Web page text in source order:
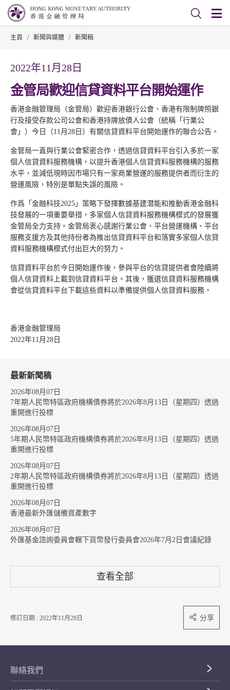
主頁 / 新聞與媒體 / 新聞稿
2022年11月28日
金管局歡迎信貸資料平台開始運作
香港金融管理局（金管局）歡迎香港銀行公會、香港有限制牌照銀
行及接受存款公司公會和香港持牌放債人公會（統稱「行業公
會」）今日（11月28日）有關信貸資料平台開始運作的聯合公告。
金管局一直與行業公會緊密合作，透過信貸資料平台引入多於一家
個人信貸資料服務機構，以提升香港個人信貸資料服務機構的服務
水平，並減低現時因市場只有一家商業營運的服務提供者而衍生的
營運風險，特別是單點失誤的風險。
作爲「金融科技2025」策略下發揮數據基建潛能和推動香港金融科
技發展的一項重要舉措，多家個人信貸資料服務機構模式的發展獲
金管局全力支持。金管局衷心感謝行業公會、平台營運機構、平台
服務支援方及其他持份者為推出信貸資料平台和落實多家個人信貸
資料服務機構模式付出巨大的努力。
信貸資料平台於今日開始運作後，參與平台的信貸提供者會陸續將
個人信貸資料上載到信貸資料平台。其後，獲選信貸資料服務機構
會從信貸資料平台下載這些資料以準備提供個人信貸資料服務。
香港金融管理局
2022年11月28日
最新新聞稿
2026年08月07日
7年期人民幣特區政府機構債券將於2026年8月13日（星期四）透過
重開進行投標
2026年08月07日
5年期人民幣特區政府機構債券將於2026年8月13日（星期四）透過
重開進行投標
2026年08月07日
2年期人民幣特區政府機構債券將於2026年8月13日（星期四）透過
重開進行投標
2026年08月07日
香港最新外匯儲備資產數字
2026年08月07日
外匯基金諮詢委員會轄下貨幣發行委員會2026年7月2日會議紀錄
查看全部
修訂日期 : 2022年11月28日 分享
聯絡我們